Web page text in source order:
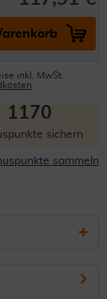
inkl. MwSt.
1170
sichern
sammeln